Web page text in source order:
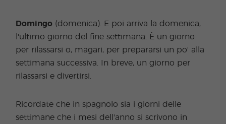
Domingo (domenica). E poi arriva la domenica,
l'ultimo giorno del fine settimana. È un giorno
per rilassarsi o, magari, per prepararsi un po' alla
settimana successiva. In breve, un giorno per
rilassarsi e divertirsi.
Ricordate che in spagnolo sia i giorni delle
settimane che i mesi dell'anno si scrivono in